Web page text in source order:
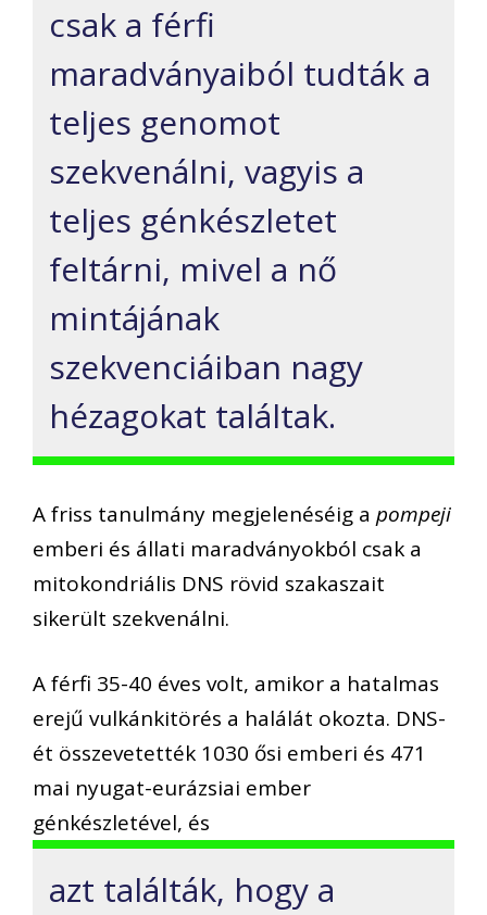
csak a férfi
maradványaiból tudták a
teljes genomot
szekvenálni, vagyis a
teljes génkészletet
feltárni, mivel a nő
mintájának
szekvenciáiban nagy
hézagokat találtak.
A friss tanulmány megjelenéséig a pompeji
emberi és állati maradványokból csak a
mitokondriális DNS rövid szakaszait
sikerült szekvenálni.
A férfi 35-40 éves volt, amikor a hatalmas
erejű vulkánkitörés a halálát okozta. DNS-
ét összevetették 1030 ősi emberi és 471
mai nyugat-eurázsiai ember
génkészletével, és
azt találták, hogy a